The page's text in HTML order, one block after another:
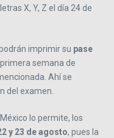
X, Y, Z el día 24 de
imprimir su pase
semana de
Ahí se
del examen.
lo permite, los
y 23 de agosto, pues la